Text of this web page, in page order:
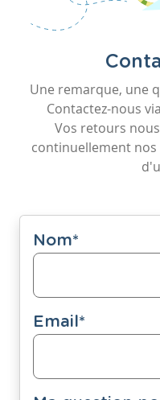
Une remarque, une
Contactez-nous
Vos retours
continuellement nos
Nom*
Email*